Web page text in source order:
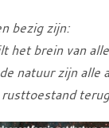
bezig zijn:
het brein van
natuur zijn alle